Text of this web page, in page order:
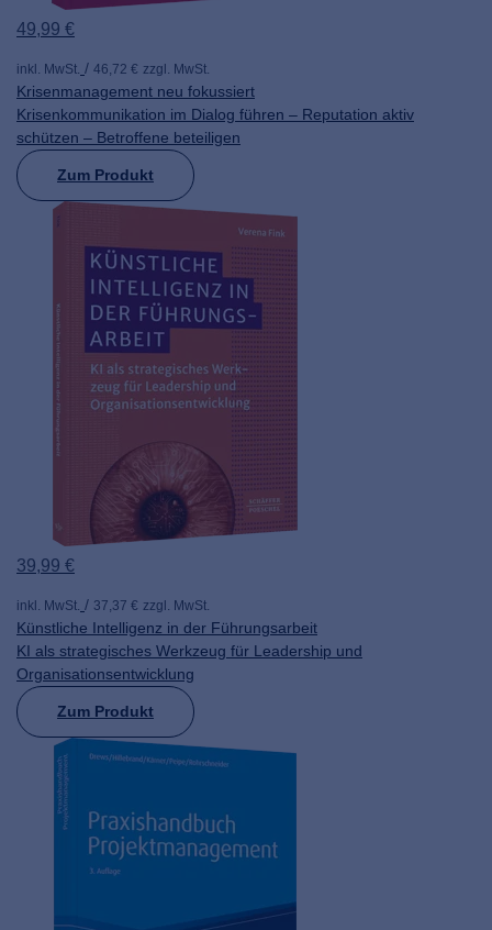
49,99 €
inkl. MwSt. 46,72 € zzgl. MwSt.
Krisenmanagement neu fokussiert
Krisenkommunikation im Dialog führen – Reputation aktiv
schützen – Betroffene beteiligen
Zum Produkt
39,99 €
inkl. MwSt. 37,37 € zzgl. MwSt.
Künstliche Intelligenz in der Führungsarbeit
KI als strategisches Werkzeug für Leadership und
Organisationsentwicklung
Zum Produkt